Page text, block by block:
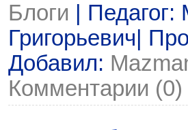
Блоги |
Григорьевич|
Добавил:
Комментарии (0)